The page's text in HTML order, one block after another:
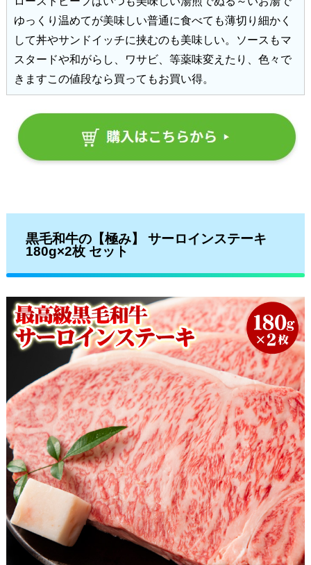
ゆっくり温めてが美味しい普通に食べても薄切り細かく
して丼やサンドイッチに挟むのも美味しい。ソースもマ
スタードや和がらし、ワサビ、等薬味変えたり、色々で
きますこの値段なら買ってもお買い得。
黒毛和牛の【極み】 サーロインステーキ
180g×2枚 セット